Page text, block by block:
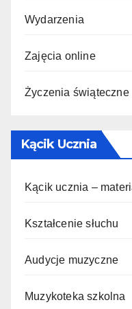
Wydarzenia
Zajęcia online
Życzenia świąteczne
Kącik Ucznia
Kącik ucznia –
Kształcenie słuchu
Audycje muzyczne
Muzykoteka szkolna